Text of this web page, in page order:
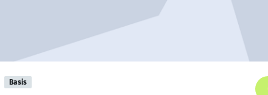
Basis